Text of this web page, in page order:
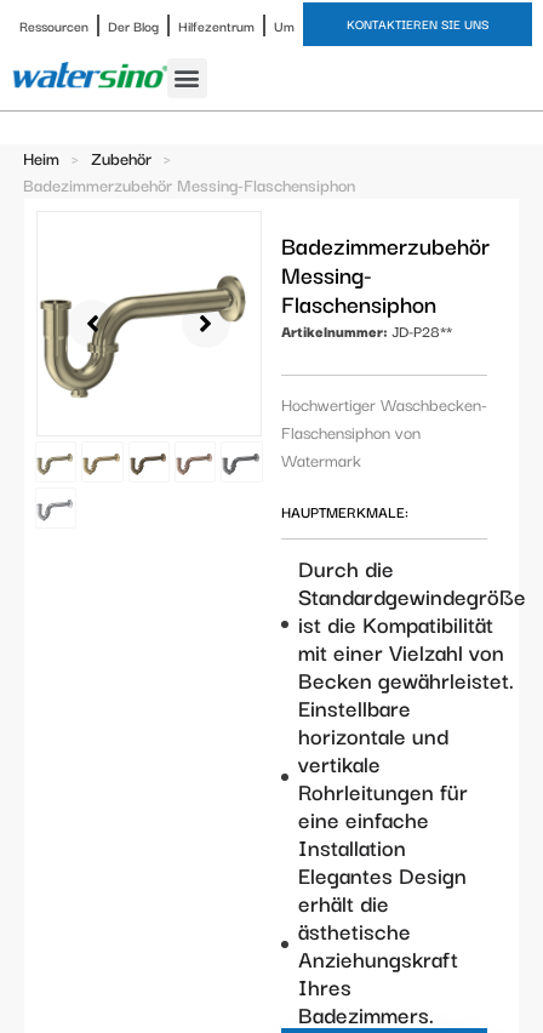
Ressourcen Der Blog Hilfezentrum Um KONTAKTIEREN SIE UNS
Heim > Zubehör >
Badezimmerzubehör Messing-Flaschensiphon
Badezimmerzubehör
Messing-
Flaschensiphon
Artikelnummer: JD-P28**
Hochwertiger Waschbecken-
Flaschensiphon von
Watermark
HAUPTMERKMALE:
Durch die
Standardgewindegröße
ist die Kompatibilität
mit einer Vielzahl von
Becken gewährleistet.
Einstellbare
horizontale und
vertikale
Rohrleitungen für
eine einfache
Installation
Elegantes Design
erhält die
ästhetische
Anziehungskraft
Ihres
Badezimmers.